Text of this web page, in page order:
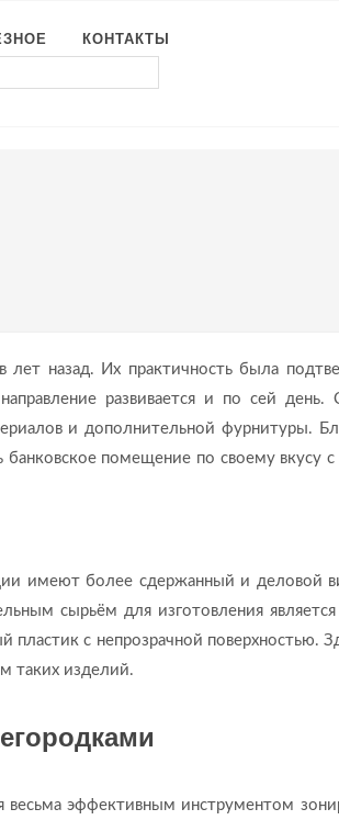
КОНТАКТЫ
лет назад. Их практичность была
развивается и по сей день.
и дополнительной фурнитуры.
помещение по своему вкусу
имеют более сдержанный и деловой
сырьём для изготовления
с непрозрачной поверхностью.
таких изделий.
весьма эффективным инструментом